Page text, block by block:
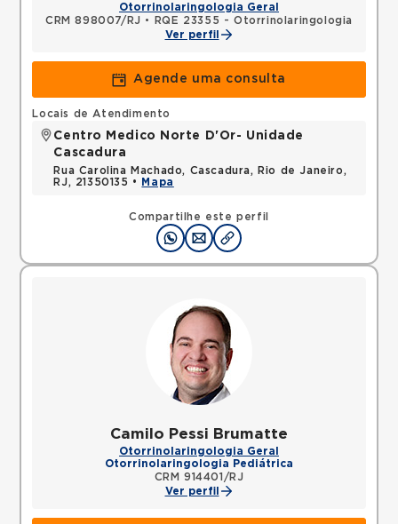
Otorrinolaringologia Geral
CRM 898007/RJ •
RQE 23355 - Otorrinolaringologia
Ver perfil
Agende uma consulta
Compartilhe este perfil
Locais de Atendimento
Centro Medico Norte D'Or- Unidade
Cascadura
Rua Carolina Machado, Cascadura, Rio de Janeiro,
RJ, 21350135 •
Mapa
Camilo Pessi Brumatte
Otorrinolaringologia Geral
Otorrinolaringologia Pediátrica
CRM 914401/RJ
Ver perfil